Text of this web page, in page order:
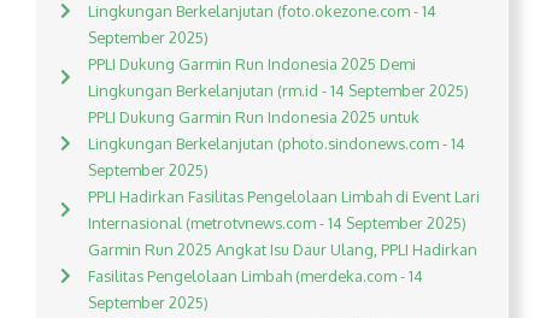
Lingkungan Berkelanjutan (foto.okezone.com - 14
September 2025)
PPLI Dukung Garmin Run Indonesia 2025 Demi
Lingkungan Berkelanjutan (rm.id - 14 September 2025)
PPLI Dukung Garmin Run Indonesia 2025 untuk
Lingkungan Berkelanjutan (photo.sindonews.com - 14
September 2025)
PPLI Hadirkan Fasilitas Pengelolaan Limbah di Event Lari
Internasional (metrotvnews.com - 14 September 2025)
Garmin Run 2025 Angkat Isu Daur Ulang, PPLI Hadirkan
Fasilitas Pengelolaan Limbah (merdeka.com - 14
September 2025)